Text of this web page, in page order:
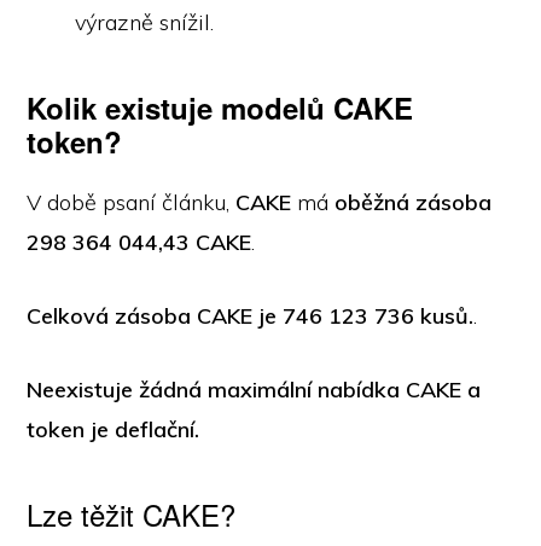
výrazně snížil.
Kolik existuje modelů CAKE
token?
V době psaní článku, CAKE má oběžná zásoba
298 364 044,43 CAKE.
Celková zásoba CAKE je 746 123 736 kusů..
Neexistuje žádná maximální nabídka CAKE a
token je deflační.
Lze těžit CAKE?